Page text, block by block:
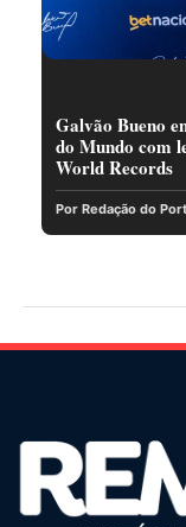
Galvão Bueno
do Mundo com
World Records
Por Redação do